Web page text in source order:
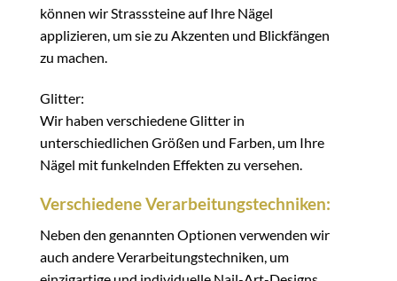
können wir Strasssteine auf Ihre Nägel
applizieren, um sie zu Akzenten und Blickfängen
zu machen.
Glitter:
Wir haben verschiedene Glitter in
unterschiedlichen Größen und Farben, um Ihre
Nägel mit funkelnden Effekten zu versehen.
Verschiedene Verarbeitungstechniken:
Neben den genannten Optionen verwenden wir
auch andere Verarbeitungstechniken, um